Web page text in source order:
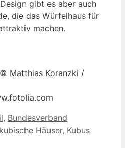
gibt es aber auch
die das Würfelhaus für
machen.
© Matthias Koranzki /
, Bundesverband
kubische Häuser, Kubus